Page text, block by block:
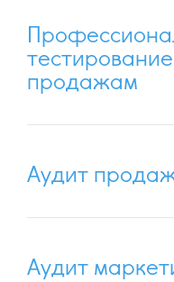
продажам
Аудит
Аудит